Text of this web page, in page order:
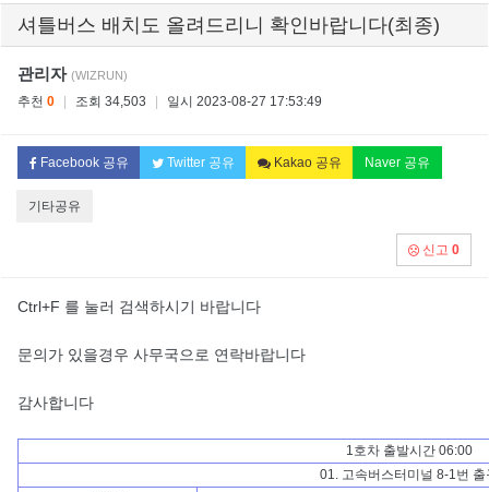
셔틀버스 배치도 올려드리니 확인바랍니다(최종)
관리자 (WIZRUN)
추천 0 조회 34,503 일시 2023-08-27 17:53:49
Facebook 공유 Twitter 공유 Kakao 공유 Naver 공유
기타공유
신고 0
Ctrl+F 를 눌러 검색하시기 바랍니다
문의가 있을경우 사무국으로 연락바랍니다
감사합니다
1호차 출발시간 06:00
01. 고속버스터미널 8-1번 출